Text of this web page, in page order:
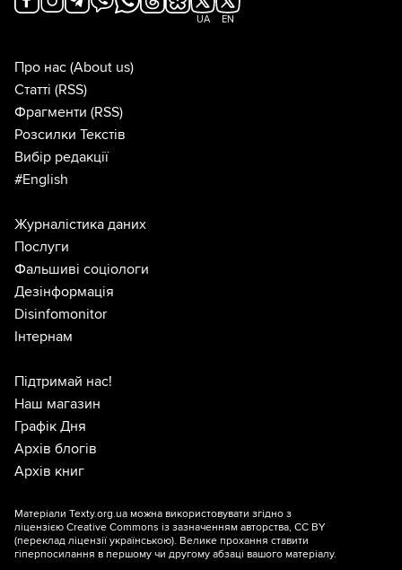
UA EN
Про нас (About us)
Статті (RSS)
Фрагменти (RSS)
Розсилки Текстів
Вибір редакції
#English
Журналістика даних
Послуги
Фальшиві соціологи
Дезінформація
Disinfomonitor
Інтернам
Підтримай нас!
Наш магазин
Графік Дня
Архів блогів
Архів книг
Матеріали Texty.org.ua можна використовувати згідно з
ліцензією Creative Commons із зазначенням авторства, CC BY
(переклад ліцензії українською). Велике прохання ставити
гіперпосилання в першому чи другому абзаці вашого матеріалу.